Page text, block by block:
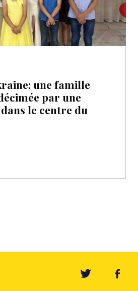
une famille
par une
le centre du